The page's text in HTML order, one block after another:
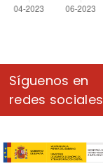
Síguenos en
redes sociales